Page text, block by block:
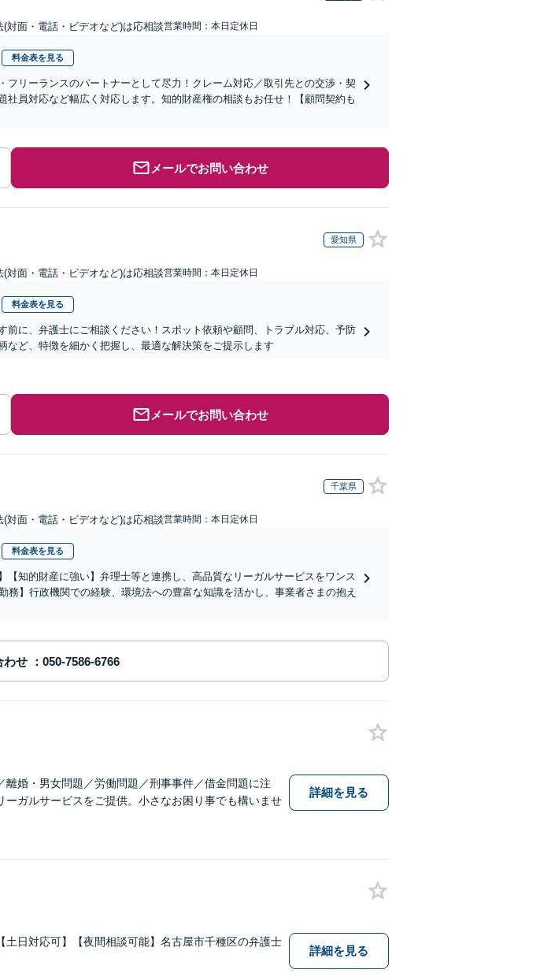
(対面・電話・ビデオなど)は応相談営業時間：本日定休日
料金表を見る
フリーランスのパートナーとして尽力！クレーム対応／取引先との交渉・契
社員対応など幅広く対応します。知的財産権の相談もお任せ！【顧問契約も
メールでお問い合わせ
愛知県
(対面・電話・ビデオなど)は応相談営業時間：本日定休日
料金表を見る
前に、弁護士にご相談ください！スポット依頼や顧問、トラブル対応、予防
など、特徴を細かく把握し、最適な解決策をご提示します
メールでお問い合わせ
千葉県
(対面・電話・ビデオなど)は応相談営業時間：本日定休日
料金表を見る
【知的財産に強い】弁理士等と連携し、高品質なリーガルサービスをワンス
務】行政機関での経験、環境法への豊富な知識を活かし、事業者さまの抱え
わせ
離婚・男女問題／労働問題／刑事事件／借金問題に注
ガルサービスをご提供。小さなお困り事でも構いませ
詳細を見る
土日対応可】【夜間相談可能】名古屋市千種区の弁護士
詳細を見る